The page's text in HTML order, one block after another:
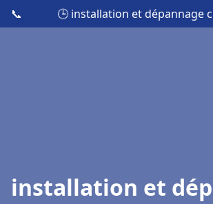
📞 🕒 installation et dépannage
installation et